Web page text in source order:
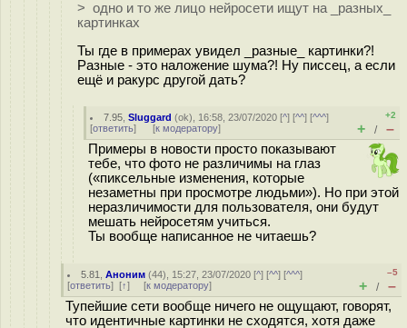
> одно и то же лицо нейросети ищут на _разных_
картинках
Ты где в примерах увидел _разные_ картинки?!
Разные - это наложение шума?! Ну писсец, а если
ещё и ракурс другой дать?
7.95 ,Sluggard (ok), 16:58, 23/07/2020 [^] [^^] [^^^]
[ответить] [к модератору]
+2
+ / –
Примеры в новости просто показывают
тебе, что фото не различимы на глаз
(«пиксельные изменения, которые
незаметны при просмотре людьми»). Но при этой
неразличимости для пользователя, они будут
мешать нейросетям учиться.
Ты вообще написанное не читаешь?
5.81 ,Аноним (44), 15:27, 23/07/2020 [^] [^^] [^^^]
[ответить] [↑] [к модератору]
–5
+ / –
Тупейшие сети вообще ничего не ощущают, говорят,
что идентичные картинки не сходятся, хотя даже